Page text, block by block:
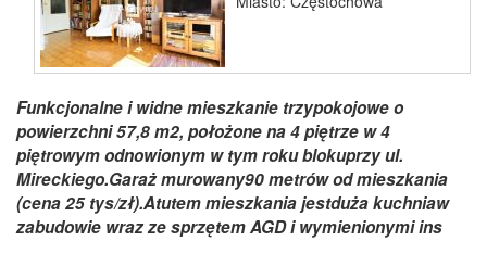
Funkcjonalne i widne mieszkanie trzypokojowe o
powierzchni 57,8 m2, położone na 4 piętrze w 4
piętrowym odnowionym w tym roku blokuprzy ul.
Mireckiego.Garaż murowany90 metrów od mieszkania
(cena 25 tys/zł).Atutem mieszkania jestduża kuchniaw
zabudowie wraz ze sprzętem AGD i wymienionymi ins